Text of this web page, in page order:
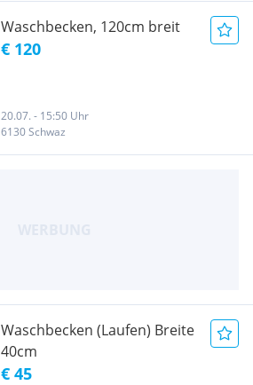
Waschbecken, 120cm breit
€ 120
20.07. - 15:50 Uhr
6130 Schwaz
Waschbecken (Laufen) Breite
40cm
€ 45